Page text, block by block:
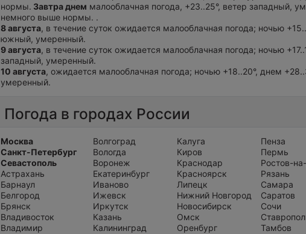
нормы. Завтра днем малооблачная погода, +23..25°, ветер западный,
немного выше нормы. .
8 августа, в течение суток ожидается малооблачная погода; ночью
южный, умеренный.
9 августа, в течение суток ожидается малооблачная погода; ночью
западный, умеренный.
10 августа, ожидается малооблачная погода; ночью +18..20°, днем
умеренный.
Погода в городах России
Москва
Санкт-Петербург
Севастополь
Астрахань
Барнаул
Белгород
Брянск
Владивосток
Владимир
Волгоград
Вологда
Воронеж
Екатеринбург
Иваново
Ижевск
Иркутск
Казань
Калининград
Калуга
Киров
Краснодар
Красноярск
Липецк
Нижний Новгород
Новосибирск
Омск
Оренбург
Пенза
Пермь
Ростов-
Рязань
Самара
Саратов
Сочи
Тамбов